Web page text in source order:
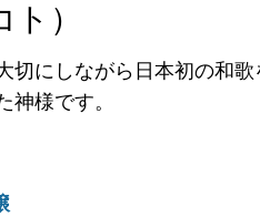
）
にしながら日本初の和歌
様です。